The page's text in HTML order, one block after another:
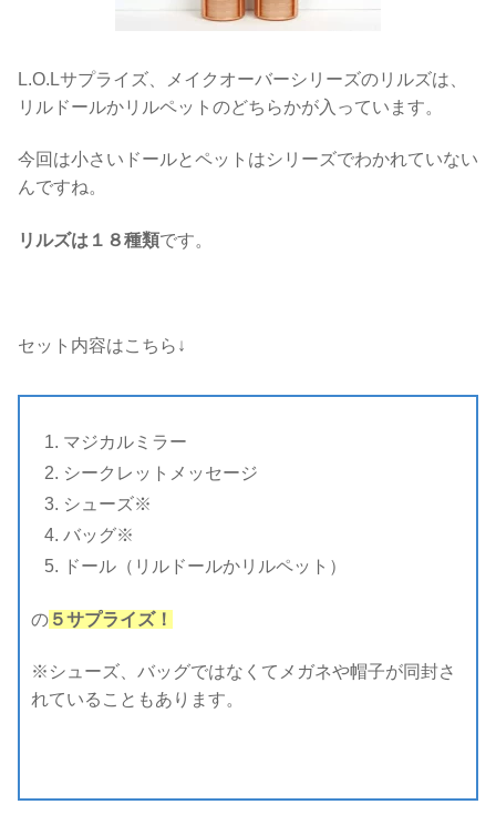
L.O.Lサプライズ、メイクオーバーシリーズのリルズは、
リルドールかリルペットのどちらかが入っています。
今回は小さいドールとペットはシリーズでわかれていない
んですね。
リルズは１８種類です。
セット内容はこちら↓
マジカルミラー
シークレットメッセージ
シューズ※
バッグ※
ドール（リルドールかリルペット）
の ５サプライズ！
※シューズ、バッグではなくてメガネや帽子が同封さ
れていることもあります。